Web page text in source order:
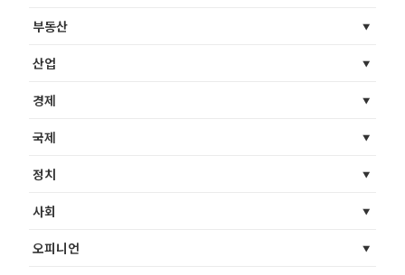
부동산
산업
경제
국제
정치
사회
오피니언